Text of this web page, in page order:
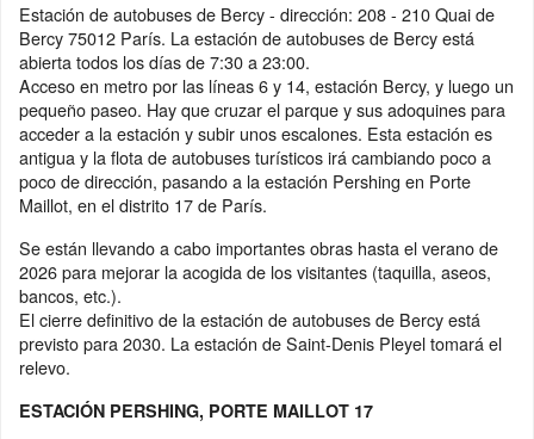
Estación de autobuses de Bercy - dirección: 208 - 210 Quai de
Bercy 75012 París. La estación de autobuses de Bercy está
abierta todos los días de 7:30 a 23:00.
Acceso en metro por las líneas 6 y 14, estación Bercy, y luego un
pequeño paseo. Hay que cruzar el parque y sus adoquines para
acceder a la estación y subir unos escalones. Esta estación es
antigua y la flota de autobuses turísticos irá cambiando poco a
poco de dirección, pasando a la estación Pershing en Porte
Maillot, en el distrito 17 de París.
Se están llevando a cabo importantes obras hasta el verano de
2026 para mejorar la acogida de los visitantes (taquilla, aseos,
bancos, etc.).
El cierre definitivo de la estación de autobuses de Bercy está
previsto para 2030. La estación de Saint-Denis Pleyel tomará el
relevo.
ESTACIÓN PERSHING, PORTE MAILLOT 17